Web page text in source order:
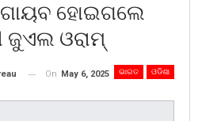
ହୋଇଗଲେ
ଜୁଏଲ ଓରାମ୍
ଭାରତ ଓଡିଶା
On May 6, 2025